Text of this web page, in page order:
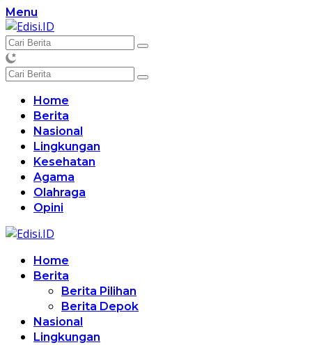
Langsung
ke
konten
Menu
Home
Berita
Nasional
Lingkungan
Kesehatan
Agama
Olahraga
Opini
Home
Berita
Berita Pilihan
Berita Depok
Nasional
Lingkungan